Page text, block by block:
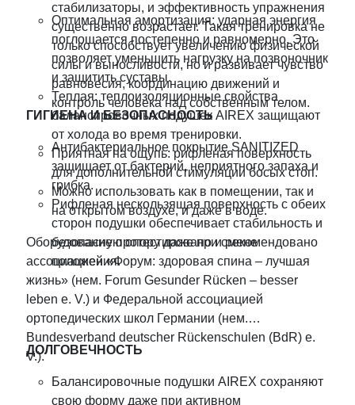
стабилизаторы, и эффективность упражнения
существенно возрастает. Такая тренировка не
только способствует увеличению физической
силы и выносливости, но и развивает чувство
равновесия, координацию движений и
контроль человека над собственным телом.
Оптимальная амортизация: ударная энергия
поглощается постепенно и равномерно. Это
позволяет уменьшить нагрузку на позвоночник
и защитить суставы.
Теплая: теплоизоляционные свойства
балансировочных подушек AIREX защищают
от холода во время тренировки.
Приятная на ощупь: рифленая поверхность
для дополнительной стимуляции босых стоп.
Можно использовать как в помещении, так и
на открытом воздухе, и даже в воде.
ГИГИЕНА И БЕЗОПАСНОСТЬ
Антибактериальное покрытие SANITIZED
защищает от бактерий, неприятного запаха и
грибка.
Рифленая нескользящая поверхность с обеих
сторон подушки обеспечивает стабильность и
безопасную опору даже при смене
положения.
Оборудование протестировано и рекомендовано
ассоциацией «Форум: здоровая спина – лучшая
жизнь» (нем. Forum Gesunder Rücken – besser
leben e. V.) и Федеральной ассоциацией
ортопедических школ Германии (нем.
Bundesverband deutscher Rückenschulen (BdR) e.
V.).
ДОЛГОВЕЧНОСТЬ
Балансировочные подушки AIREX сохраняют
свою форму даже при активном